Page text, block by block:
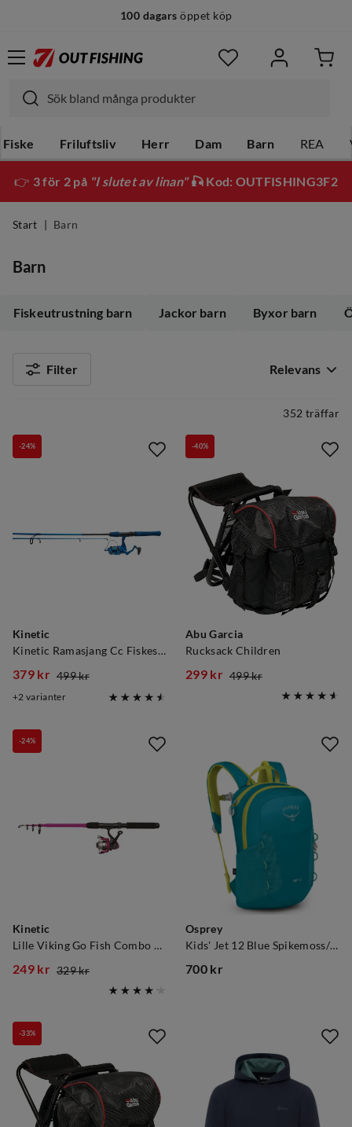
Fiske Friluftsliv Herr Dam Barn REA
👉 3 för 2 på "I slutet av linan"🎣 Kod: OUTFISHING3F2
Start Barn
Barn
Fiskeutrustning barn Jackor barn Byxor barn
Filter Relevans
352 träffar
Kinetic
Kinetic Ramasjang Cc Fiskesett Til Barn
-24%
discounted
379 kr
original
499 kr
2 varianter
Abu Garcia
Rucksack Children
-40%
299 kr 499 kr
Kinetic
Lille Viking Go Fish Combo Lilla Rød
-24%
249 kr 329 kr
Osprey
Kids' Jet 12 Blue Spikemoss/Lemongrass
700 kr
-33%